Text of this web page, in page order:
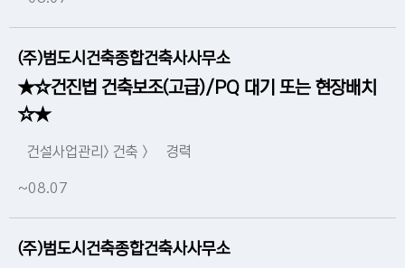
(주)범도시건축종합건축사사무소
★☆건진법 건축보조(고급)/PQ 대기 또는 현장배치
☆★
건설사업관리> 건축 > 경력
~08.07
(주)범도시건축종합건축사사무소